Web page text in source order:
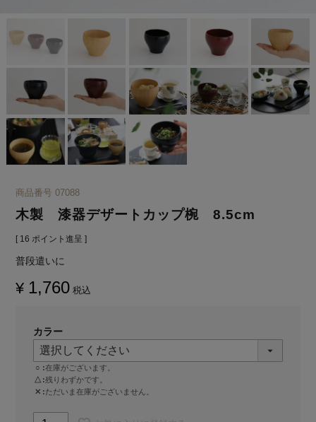
商品番号 07088
木製 漆器デザートカップ椀 8.5cm
[ 16 ポイント進呈 ]
普段遣いに
¥ 1,760 税込
カラー
○
在庫がございます。
△ 残りわずかです。
✕
ただいま在庫がございません。